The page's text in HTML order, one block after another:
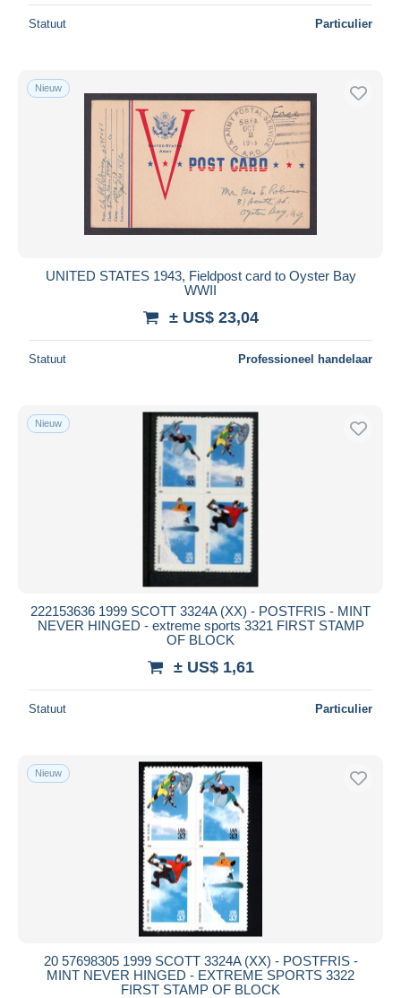
Statuut Particulier
Nieuw
UNITED STATES 1943, Fieldpost card to Oyster Bay
WWII
± US$ 23,04
Statuut Professioneel handelaar
Nieuw
222153636 1999 SCOTT 3324A (XX) - POSTFRIS - MINT
NEVER HINGED - extreme sports 3321 FIRST STAMP
OF BLOCK
± US$ 1,61
Statuut Particulier
Nieuw
20 57698305 1999 SCOTT 3324A (XX) - POSTFRIS -
MINT NEVER HINGED - EXTREME SPORTS 3322
FIRST STAMP OF BLOCK